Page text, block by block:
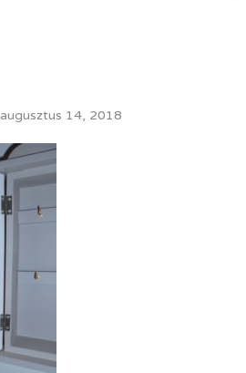
augusztus 14, 2018